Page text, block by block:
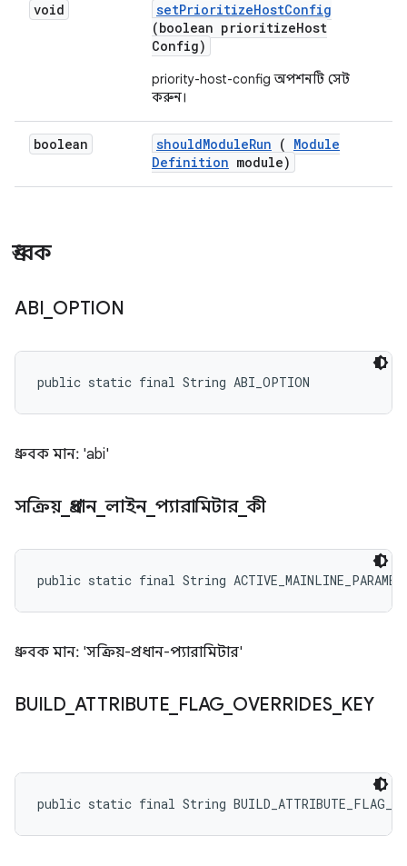
void setPrioritizeHostConfig
(boolean prioritizeHost
Config)
priority-host-config অপশনটি সেট
করুন।
boolean shouldModuleRun ( Module
Definition module)
ধ্রুবক
ABI OPTION
public static final String ABI_OPTION
ধ্রুবক মান: 'abi'
সক্রিয়_ প্রধান_লাইন_ প্যারামিটার_কী
public static final String
ধ্রুবক মান: 'সক্রিয়-প্রধান-প্যারামিটার'
BUILD_ ATTRIBUTE FLAG OVERRIDES_ KEY
public static final String